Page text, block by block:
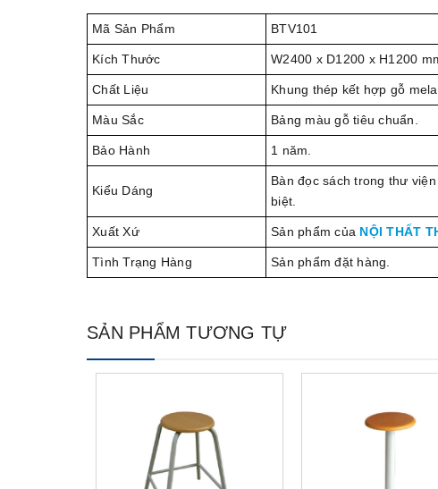
Mã Sản Phẩm BTV101
Kích Thước W2400 x D1200 x H1200
Chất Liệu Khung thép kết hợp gỗ
Màu Sắc Bảng màu gỗ tiêu chuẩn.
Bảo Hành 1 năm.
Kiểu Dáng
Bàn đọc sách trong thư
biệt.
Xuất Xứ Sản phẩm của NỘI THẤT
Tình Trạng Hàng Sản phẩm đặt hàng.
SẢN PHẨM TƯƠNG TỰ